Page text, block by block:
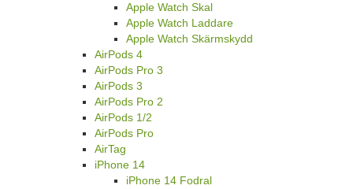
Apple Watch Skal
Apple Watch Laddare
Apple Watch Skärmskydd
AirPods 4
AirPods Pro 3
AirPods 3
AirPods Pro 2
AirPods 1/2
AirPods Pro
AirTag
iPhone 14
iPhone 14 Fodral